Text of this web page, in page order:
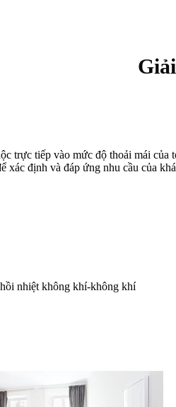
trực tiếp vào mức độ thoải mái
xác định và đáp ứng nhu cầu của
nhiệt không khí-không khí